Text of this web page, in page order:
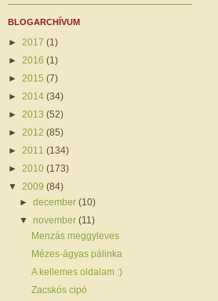
BLOGARCHÍVUM
► 2017 (1)
► 2016 (1)
► 2015 (7)
► 2014 (34)
► 2013 (52)
► 2012 (85)
► 2011 (134)
► 2010 (173)
▼ 2009 (84)
►december(10)
▼november(11)
Menzás meggyleves
Mézes-ágyas pálinka
A kellemes oldalam :)
Zacskós cipó